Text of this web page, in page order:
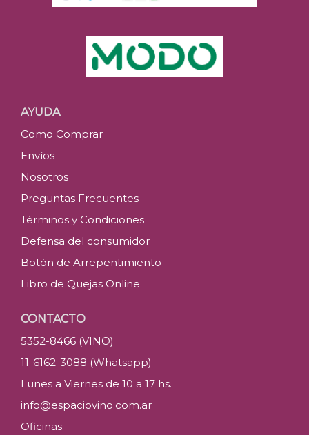
AYUDA
Como Comprar
Envíos
Nosotros
Preguntas Frecuentes
Términos y Condiciones
Defensa del consumidor
Botón de Arrepentimiento
Libro de Quejas Online
CONTACTO
5352-8466 (VINO)
11-6162-3088 (Whatsapp)
Lunes a Viernes de 10 a 17 hs.
info@espaciovino.com.ar
Oficinas: